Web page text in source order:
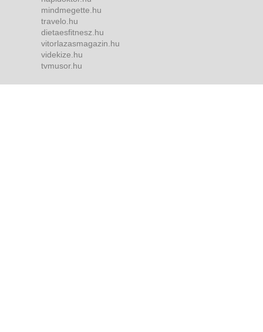
mindmegette.hu
travelo.hu
dietaesfitnesz.hu
vitorlazasmagazin.hu
videkize.hu
tvmusor.hu